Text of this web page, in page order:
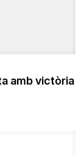
amb victòria